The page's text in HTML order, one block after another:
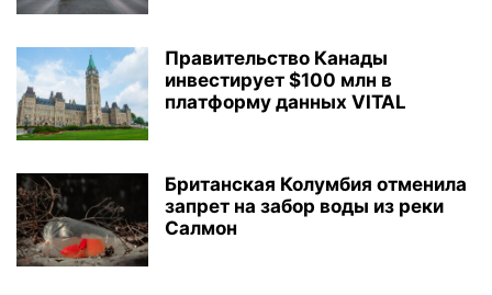
Правительство Канады
инвестирует $100 млн в
платформу данных VITAL
Британская Колумбия отменила
запрет на забор воды из реки
Салмон